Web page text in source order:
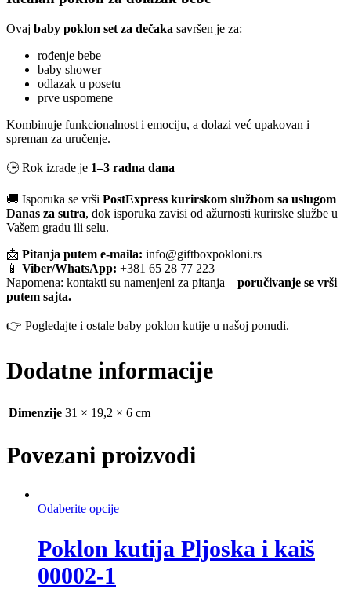
Ovaj baby poklon set za dečaka savršen je za:
rođenje bebe
baby shower
odlazak u posetu
prve uspomene
Kombinuje funkcionalnost i emociju, a dolazi već upakovan i
spreman za uručenje.
🕒 Rok izrade je 1–3 radna dana
🚚 Isporuka se vrši PostExpress kurirskom službom sa uslugom
Danas za sutra, dok isporuka zavisi od ažurnosti kurirske službe u
Vašem gradu ili selu.
📩 Pitanja putem e-maila: info@giftboxpokloni.rs
📱 Viber/WhatsApp: +381 65 28 77 223
Napomena: kontakti su namenjeni za pitanja – poručivanje se vrši
putem sajta.
👉 Pogledajte i ostale baby poklon kutije u našoj ponudi.
Dodatne informacije
Dimenzije 31 × 19,2 × 6 cm
Povezani proizvodi
Odaberite opcije
Poklon kutija Pljoska i kaiš
00002-1